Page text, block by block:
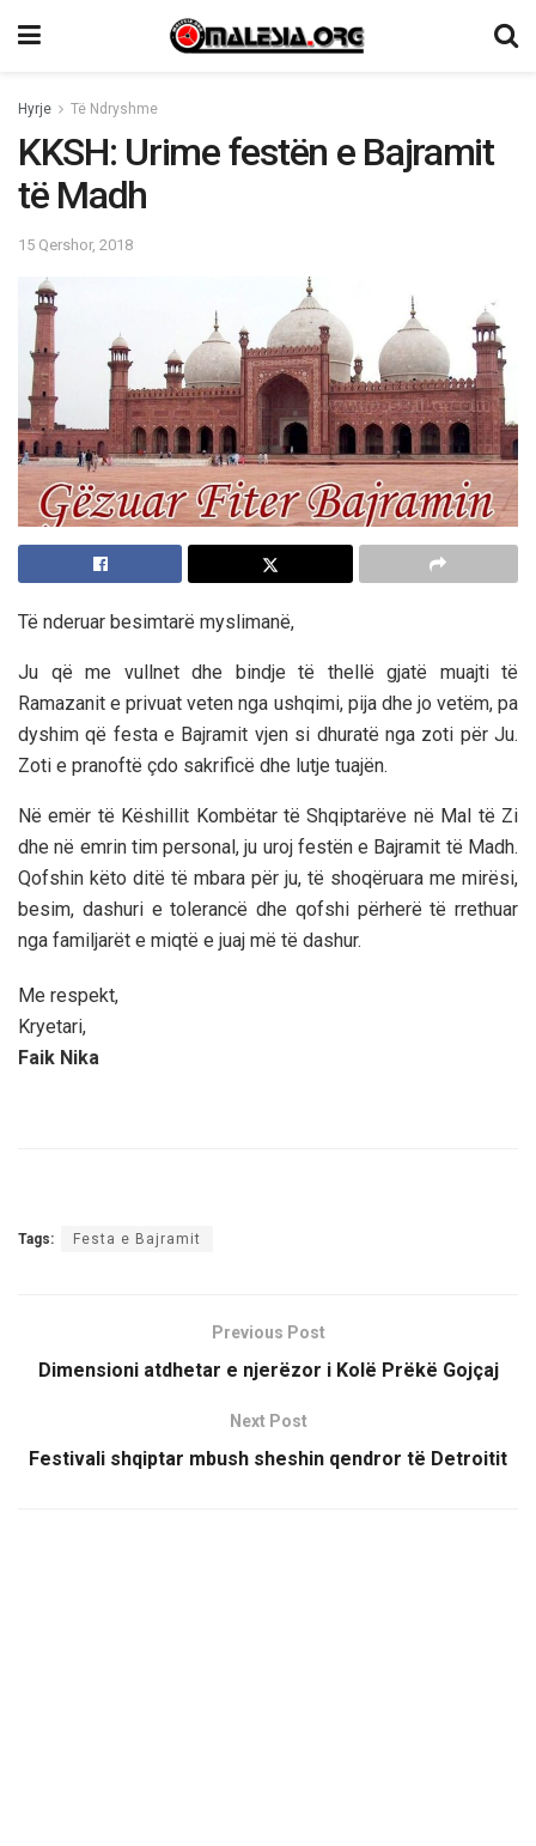
Hyrje Të Ndryshme
KKSH: Urime festën e Bajramit
të Madh
15 Qershor, 2018
Të nderuar besimtarë myslimanë,
Ju që me vullnet dhe bindje të thellë gjatë muajti të
Ramazanit e privuat veten nga ushqimi, pija dhe jo vetëm, pa
dyshim që festa e Bajramit vjen si dhuratë nga zoti për Ju.
Zoti e pranoftë çdo sakrificë dhe lutje tuajën.
Në emër të Këshillit Kombëtar të Shqiptarëve në Mal të Zi
dhe në emrin tim personal, ju uroj festën e Bajramit të Madh.
Qofshin këto ditë të mbara për ju, të shoqëruara me mirësi,
besim, dashuri e tolerancë dhe qofshi përherë të rrethuar
nga familjarët e miqtë e juaj më të dashur.
Me respekt,
Kryetari,
Faik Nika
Tags: Festa e Bajramit
Previous Post
Dimensioni atdhetar e njerëzor i Kolë Prëkë Gojçaj
Next Post
Festivali shqiptar mbush sheshin qendror të Detroitit